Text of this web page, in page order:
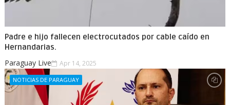
Padre e hijo fallecen electrocutados por cable caído en
Hernandarias.
Paraguay Live Apr 14, 2025
NOTICIAS DE PARAGUAY